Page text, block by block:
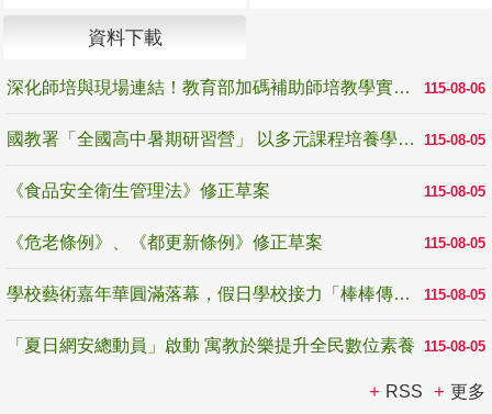
資料下載
115-08-06
深化師培與現場連結！教育部加碼補助師培教學實踐研究 10月師培國際研討會交流教學實踐經驗
115-08-05
國教署「全國高中暑期研習營」 以多元課程培養學生瞭解誠信專業與倫理價值
115-08-05
《食品安全衛生管理法》修正草案
115-08-05
《危老條例》、《都更新條例》修正草案
115-08-05
學校藝術嘉年華圓滿落幕，假日學校接力「棒棒傳美感」
115-08-05
「夏日網安總動員」啟動 寓教於樂提升全民數位素養
RSS 更多